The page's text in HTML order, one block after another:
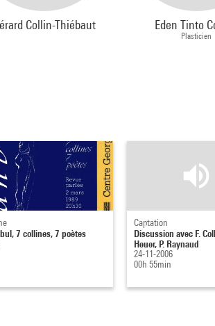
Collin-Thiébaut Eden Tinto
Plasticien
7 collines, 7 poètes
Captation
Discussion avec F.
Heuer, P. Raynaud
24-11-2006
00h 55min